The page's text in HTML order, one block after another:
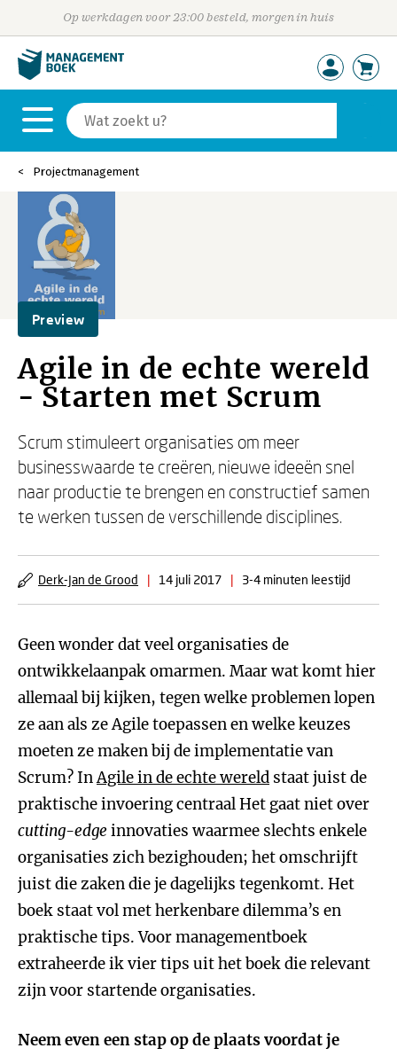
Op werkdagen voor 23:00 besteld, morgen in huis
Projectmanagement
Preview
Agile in de echte wereld
- Starten met Scrum
Scrum stimuleert organisaties om meer
businesswaarde te creëren, nieuwe ideeën snel
naar productie te brengen en constructief samen
te werken tussen de verschillende disciplines.
Derk-Jan de Grood | 14 juli 2017 | 3-4 minuten leestijd
Geen wonder dat veel organisaties de
ontwikkelaanpak omarmen. Maar wat komt hier
allemaal bij kijken, tegen welke problemen lopen
ze aan als ze Agile toepassen en welke keuzes
moeten ze maken bij de implementatie van
Scrum? InAgile in de echte wereld staat juist de
praktische invoering centraal Het gaat niet over
cutting-edge innovaties waarmee slechts enkele
organisaties zich bezighouden; het omschrijft
juist die zaken die je dagelijks tegenkomt. Het
boek staat vol met herkenbare dilemma’s en
praktische tips. Voor managementboek
extraheerde ik vier tips uit het boek die relevant
zijn voor startende organisaties.
Neem even een stap op de plaats voordat je